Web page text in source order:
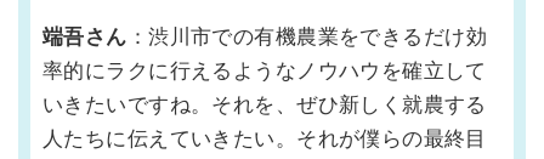
端吾さん ：渋川市での有機農業をできるだけ効
率的にラクに行えるようなノウハウを確立して
いきたいですね。それを、ぜひ新しく就農する
人たちに伝えていきたい。それが僕らの最終目